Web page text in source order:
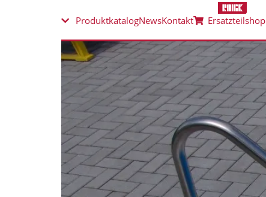
ProduktkatalogNewsKontakt Ersatzteilshop